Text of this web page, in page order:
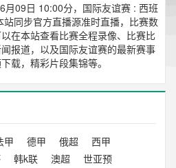
月09日 10:00分，国际友谊赛 : 西班
同步官方直播源准时直播，比赛数
在本站查看比赛全程录像、比赛比
报道，以及国际友谊赛的最新赛事
载，精彩片段集锦等。
甲 德甲 俄超
西甲
韩k联 澳超
世亚预